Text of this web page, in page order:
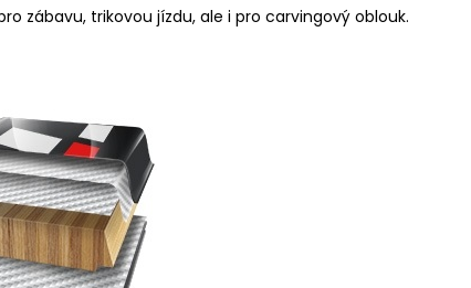
zábavu, trikovou jízdu, ale i pro carvingový oblouk.